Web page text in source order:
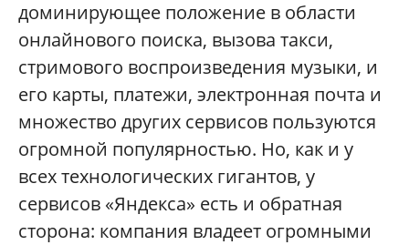
доминирующее положение в области
онлайнового поиска, вызова такси,
стримового воспроизведения музыки, и
его карты, платежи, электронная почта и
множество других сервисов пользуются
огромной популярностью. Но, как и у
всех технологических гигантов, у
сервисов «Яндекса» есть и обратная
сторона: компания владеет огромными